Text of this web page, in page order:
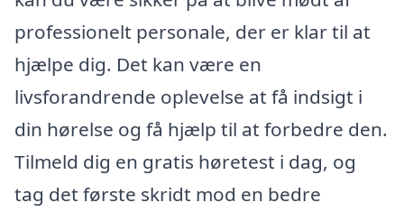
professionelt personale, der er klar til at
hjælpe dig. Det kan være en
livsforandrende oplevelse at få indsigt i
din hørelse og få hjælp til at forbedre den.
Tilmeld dig en gratis høretest i dag, og
tag det første skridt mod en bedre